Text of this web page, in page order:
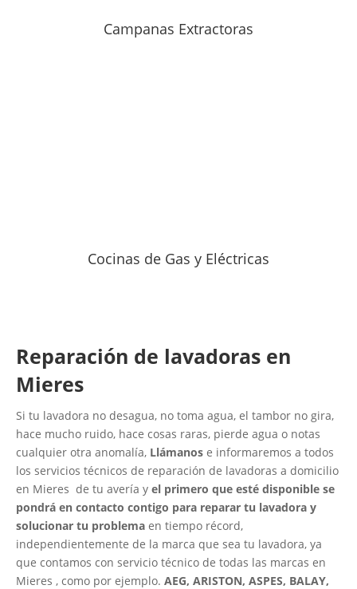
Campanas Extractoras
Cocinas de Gas y Eléctricas
Reparación de lavadoras en
Mieres
Si tu lavadora no desagua, no toma agua, el tambor no gira,
hace mucho ruido, hace cosas raras, pierde agua o notas
cualquier otra anomalía, Llámanos e informaremos a todos
los servicios técnicos de reparación de lavadoras a domicilio
en Mieres de tu avería y el primero que esté disponible se
pondrá en contacto contigo para reparar tu lavadora y
solucionar tu problema en tiempo récord,
independientemente de la marca que sea tu lavadora, ya
que contamos con servicio técnico de todas las marcas en
Mieres , como por ejemplo. AEG, ARISTON, ASPES, BALAY,